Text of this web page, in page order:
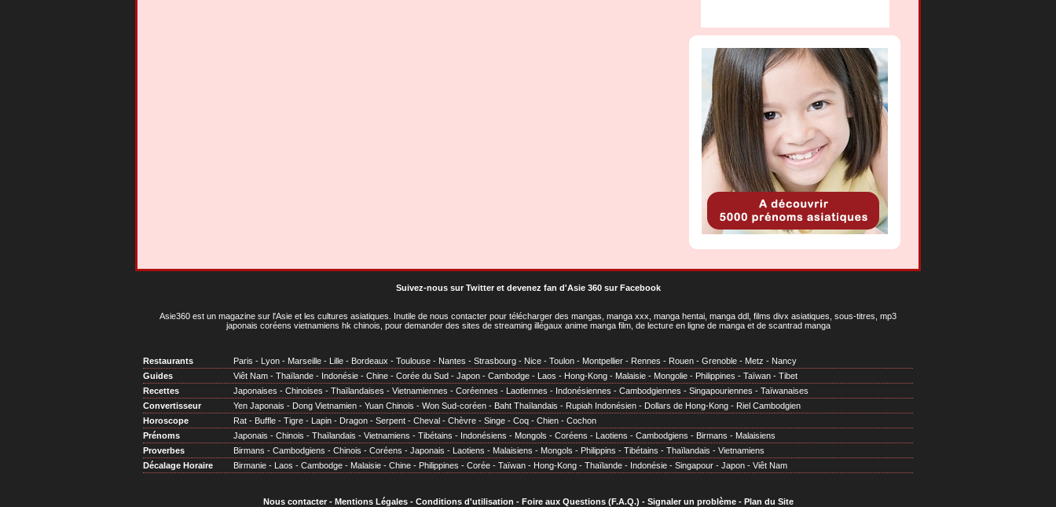
Suivez-nous sur Twitteret devenez fan d'Asie 360 sur Facebook
Asie360 est un magazine sur l'Asie et les cultures asiatiques . Inutile de nous contacter pour télécharger des mangas, manga xxx, manga hentai, manga ddl, films divx asiatiques, sous-titres, mp3
japonais coréens vietnamiens hk chinois, pour demander des sites de streaming illégaux anime manga film, de lecture en ligne de manga et de scantrad manga
Restaurants Paris - Lyon - Marseille - Lille - Bordeaux - Toulouse - Nantes - Strasbourg - Nice - Toulon - Montpellier - Rennes - Rouen - Grenoble - Metz - Nancy
Guides
Viêt Nam - Thaïlande - Indonésie - Chine - Corée du Sud - Japon - Cambodge - Laos - Hong-Kong - Malaisie - Mongolie - Philippines - Taïwan - Tibet
Recettes
Japonaises - Chinoises - Thaïlandaises - Vietnamiennes - Coréennes - Laotiennes - Indonésiennes - Cambodgiennes - Singapouriennes - Taïwanaises
Convertisseur
Yen Japonais - Dong Vietnamien - Yuan Chinois - Won Sud-coréen - Baht Thaïlandais - Rupiah Indonésien - Dollars de Hong-Kong - Riel Cambodgien
Horoscope
Rat - Buffle - Tigre - Lapin - Dragon - Serpent - Cheval - Chèvre - Singe - Coq - Chien - Cochon
Prénoms
Japonais - Chinois - Thaïlandais - Vietnamiens - Tibétains - Indonésiens - Mongols - Coréens - Laotiens - Cambodgiens - Birmans - Malaisiens
Proverbes
Birmans - Cambodgiens - Chinois - Coréens - Japonais - Laotiens - Malaisiens - Mongols - Philippins - Tibétains - Thaïlandais - Vietnamiens
Décalage Horaire
Birmanie - Laos - Cambodge - Malaisie - Chine - Philippines - Corée - Taïwan - Hong-Kong - Thaïlande - Indonésie - Singapour - Japon - Viêt Nam
Nous contacter- Mentions Légales- Conditions d'utilisation - Foire aux Questions (F.A.Q.) - Signaler un problème- Plan du Site